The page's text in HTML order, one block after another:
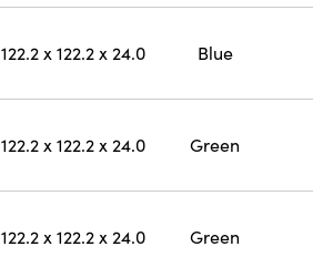
122.2 x 122.2 x 24.0 Blue
122.2 x 122.2 x 24.0 Green
122.2 x 122.2 x 24.0 Green